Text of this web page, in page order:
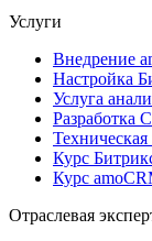
Услуги
Внедрение
Настройка
Услуга
Разработка
Курс
Курс
Отраслевая